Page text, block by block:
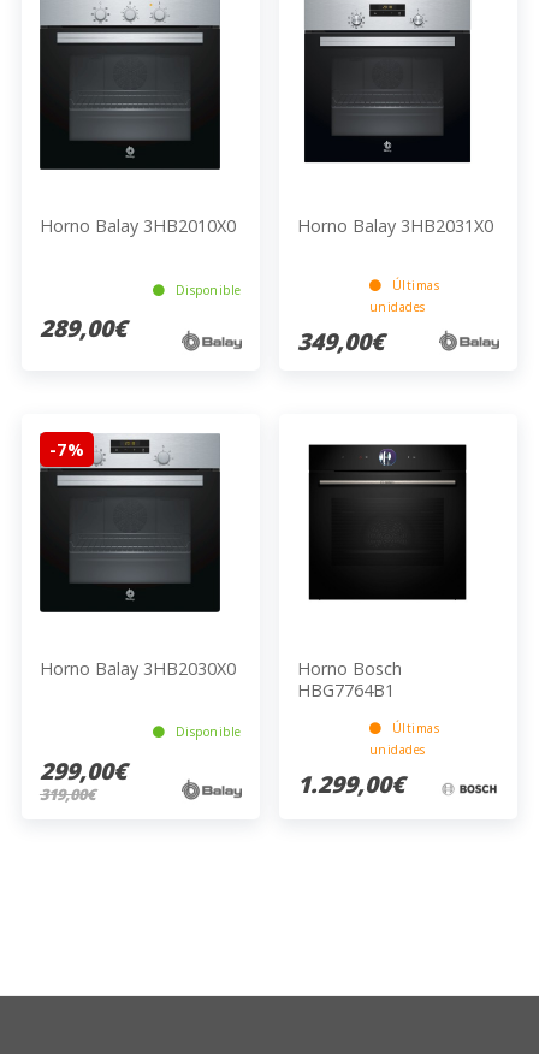
Horno Balay 3HB2010X0
Disponible
289,00€
Horno Balay 3HB2031X0
Últimas
unidades
349,00€
-7%
Horno Balay 3HB2030X0
Disponible
299,00€
319,00€
Horno Bosch
HBG7764B1
Últimas
unidades
1.299,00€